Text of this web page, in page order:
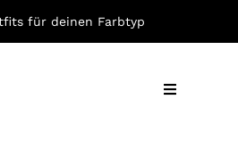
für deinen Farbtyp
Toggle